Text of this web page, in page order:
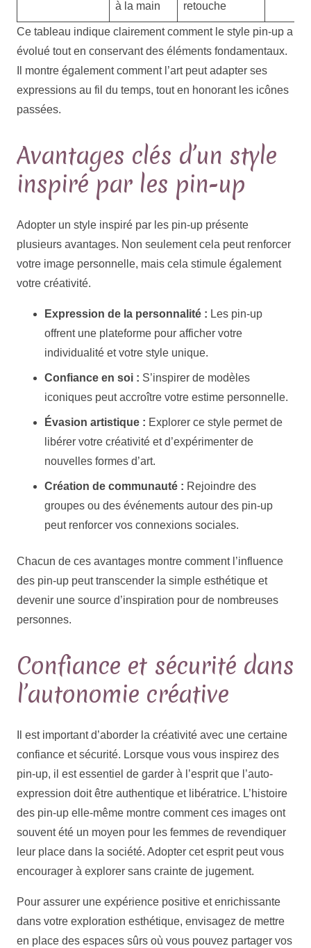
à la main retouche
Ce tableau indique clairement comment le style pin-up a
évolué tout en conservant des éléments fondamentaux.
Il montre également comment l’art peut adapter ses
expressions au fil du temps, tout en honorant les icônes
passées.
Avantages clés d’un style
inspiré par les pin-up
Adopter un style inspiré par les pin-up présente
plusieurs avantages. Non seulement cela peut renforcer
votre image personnelle, mais cela stimule également
votre créativité.
Expression de la personnalité : Les pin-up
offrent une plateforme pour afficher votre
individualité et votre style unique.
Confiance en soi : S’inspirer de modèles
iconiques peut accroître votre estime personnelle.
Évasion artistique : Explorer ce style permet de
libérer votre créativité et d’expérimenter de
nouvelles formes d’art.
Création de communauté : Rejoindre des
groupes ou des événements autour des pin-up
peut renforcer vos connexions sociales.
Chacun de ces avantages montre comment l’influence
des pin-up peut transcender la simple esthétique et
devenir une source d’inspiration pour de nombreuses
personnes.
Confiance et sécurité dans
l’autonomie créative
Il est important d’aborder la créativité avec une certaine
confiance et sécurité. Lorsque vous vous inspirez des
pin-up, il est essentiel de garder à l’esprit que l’auto-
expression doit être authentique et libératrice. L’histoire
des pin-up elle-même montre comment ces images ont
souvent été un moyen pour les femmes de revendiquer
leur place dans la société. Adopter cet esprit peut vous
encourager à explorer sans crainte de jugement.
Pour assurer une expérience positive et enrichissante
dans votre exploration esthétique, envisagez de mettre
en place des espaces sûrs où vous pouvez partager vos